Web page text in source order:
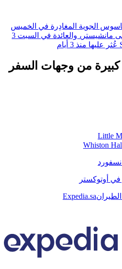
تحديد رحلة طيران ⁦خطوط بيغاسوس الجوية⁩ المغادِرة في ⁦الخميس
24 سبتمبر 2026⁩ من ⁦الرياض⁩ إلى ⁦مانشيستر⁩، والعائدة في ⁦السبت 3
من وجهات السفر
Expedia.sa